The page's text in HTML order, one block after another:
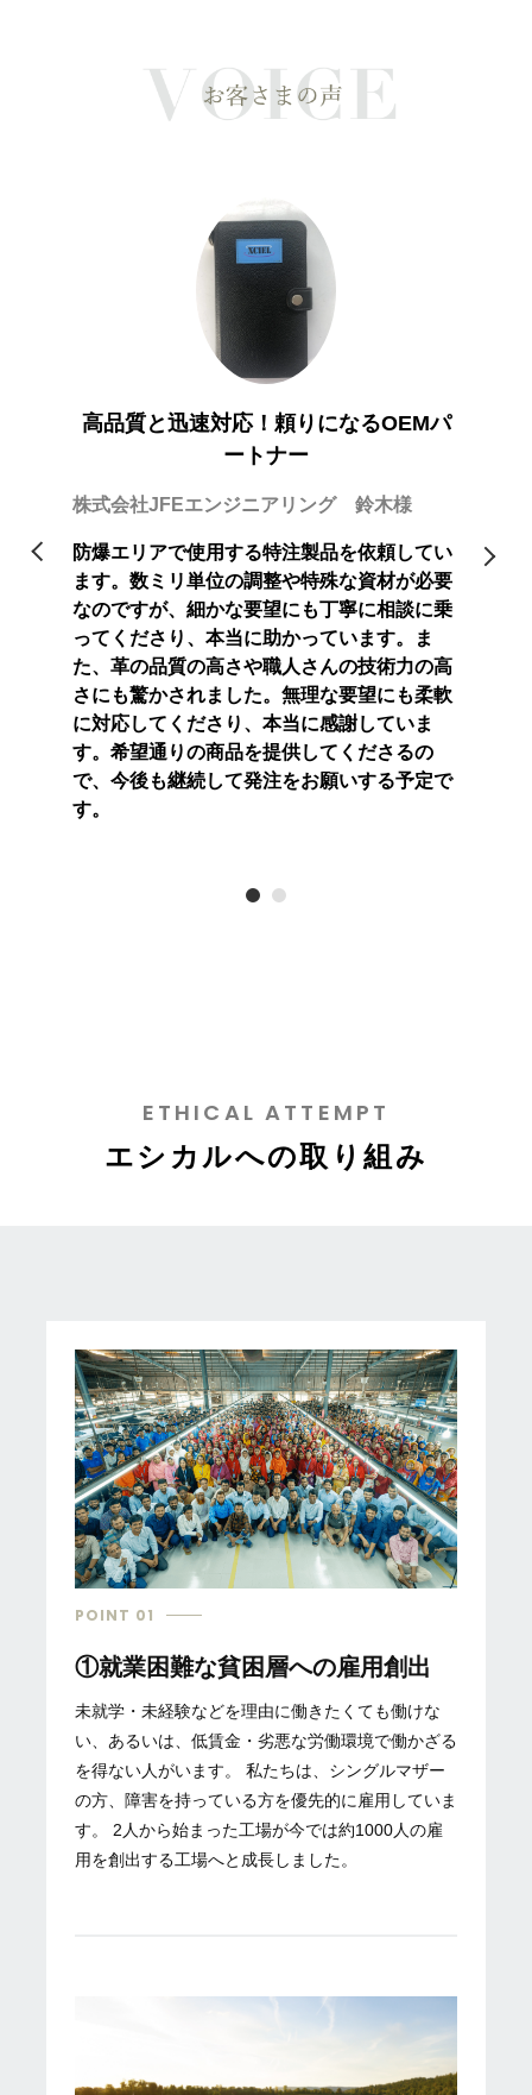
した
高品質と迅速対応！頼りになるOEMパ
ートナー
株式会社JFEエンジニアリング 鈴木様
防爆エリアで使用する特注製品を依頼してい
ます。数ミリ単位の調整や特殊な資材が必要
なのですが、細かな要望にも丁寧に相談に乗
ってくださり、本当に助かっています。ま
た、革の品質の高さや職人さんの技術力の高
さにも驚かされました。無理な要望にも柔軟
に対応してくださり、本当に感謝していま
す。希望通りの商品を提供してくださるの
で、今後も継続して発注をお願いする予定で
す。
がほと
ETHICAL ATTEMPT
エシカルへの取り組み
POINT 01
①就業困難な貧困層への雇用創出
未就学・未経験などを理由に働きたくても働けな
い、あるいは、低賃金・劣悪な労働環境で働かざる
を得ない人がいます。 私たちは、シングルマザー
の方、障害を持っている方を優先的に雇用していま
す。 2人から始まった工場が今では約1000人の雇
用を創出する工場へと成長しました。